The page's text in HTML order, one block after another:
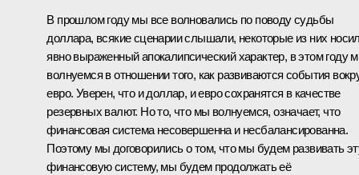
В прошлом году мы все волновались по поводу судьбы
доллара, всякие сценарии слышали, некоторые из них
явно выраженный апокалипсический характер, в этом году
волнуемся в отношении того, как развиваются события
евро. Уверен, что и доллар, и евро сохранятся в качестве
резервных валют. Но то, что мы волнуемся, означает, что
финансовая система несовершенна и несбалансированна.
Поэтому мы договорились о том, что мы будем развивать
финансовую систему, мы будем продолжать её